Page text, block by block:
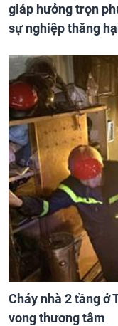
giáp hưởng trọn
sự nghiệp thăng
Cháy nhà 2 tầng ở
vong thương tâm